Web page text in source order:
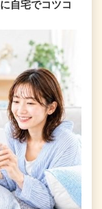
自宅でコツコ